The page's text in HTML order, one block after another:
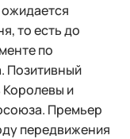
то есть до
по
Позитивный
и
Премьер
передвижения